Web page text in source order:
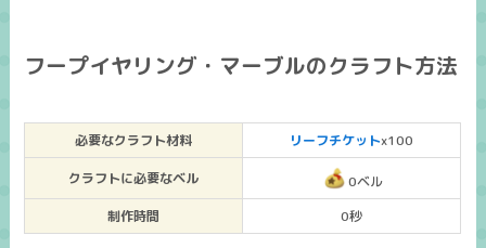
フープイヤリング・マーブルのクラフト方法
必要なクラフト材料 リーフチケットx100
クラフトに必要なベル
0ベル
制作時間
0秒